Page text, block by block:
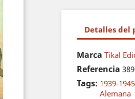
Detalles del
Marca Tikal
Referencia
Tags: 1939-
Alemana